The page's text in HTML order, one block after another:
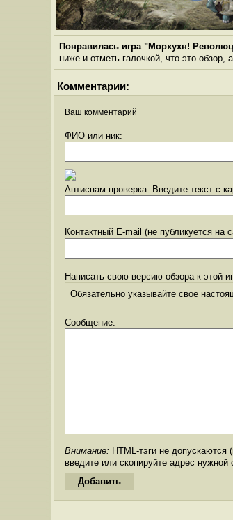
Понравилась игра "Морхухн!
ниже и отметь галочкой, что это обзор,
Комментарии:
Ваш комментарий
ФИО или ник:
Антиспам проверка: Введите текст с
Контактный E-mail (не публикуется на
Написать свою версию обзора к этой
Обязательно указывайте свое
Сообщение:
Внимание: HTML-тэги не
введите или скопируйте адрес